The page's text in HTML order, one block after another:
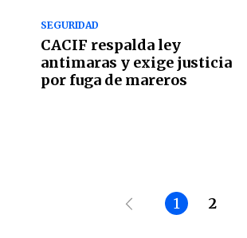
SEGURIDAD
CACIF respalda ley
antimaras y exige justicia
por fuga de mareros
1 2